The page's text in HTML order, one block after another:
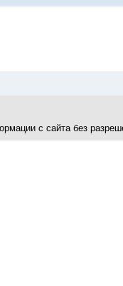
с сайта без